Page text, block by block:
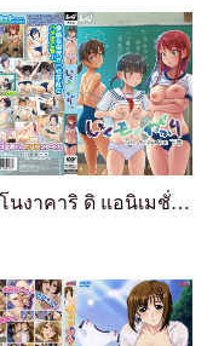
อิคุโมโนงาคาริ ดิ แอนิเมชั่น เล่ม 2